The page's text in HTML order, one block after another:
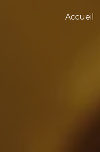
Accueil